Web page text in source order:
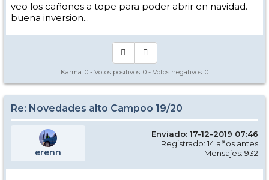
veo los cañones a tope para poder abrir en navidad.
buena inversion...
Karma: 0 - Votos positivos: 0 - Votos negativos: 0
Re: Novedades alto Campoo 19/20
erenn
Enviado: 17-12-2019 07:46
Registrado: 14 años antes
Mensajes: 932